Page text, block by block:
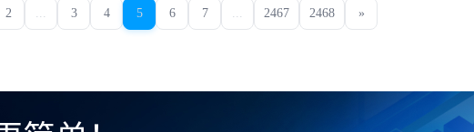
2 3 4 5 6 7 2467 2468 »